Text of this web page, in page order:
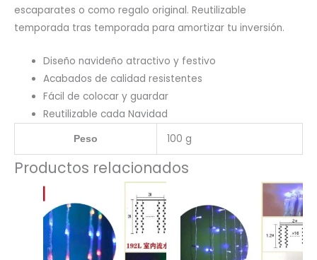
escaparates o como regalo original. Reutilizable
temporada tras temporada para amortizar tu inversión.
Diseño navideño atractivo y festivo
Acabados de calidad resistentes
Fácil de colocar y guardar
Reutilizable cada Navidad
Peso 100 g
Productos relacionados